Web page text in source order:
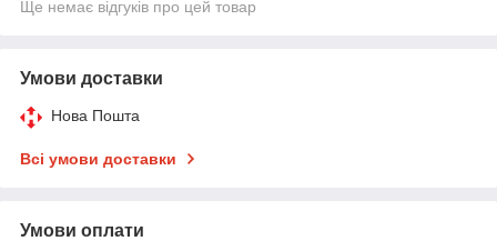
Ще немає відгуків про цей товар
Умови доставки
Нова Пошта
Всі умови доставки
Умови оплати